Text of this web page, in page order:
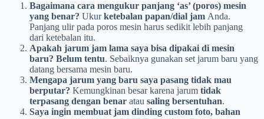
Bagaimana cara mengukur panjang ‘as’ (poros) mesin
yang benar? Ukurketebalan papan/dial jam Anda.
Panjang ulir pada poros mesin harus sedikit lebih panjang
dari ketebalan itu.
Apakah jarum jam lama saya bisa dipakai di mesin
baru? Belum tentu. Sebaiknya gunakan set jarum baru yang
datang bersama mesin baru.
Mengapa jarum yang baru saya pasang tidak mau
berputar? Kemungkinan besar karena jarum tidak
terpasang dengan benar atau saling bersentuhan.
Saya ingin membuat jam dinding custom foto, bahan